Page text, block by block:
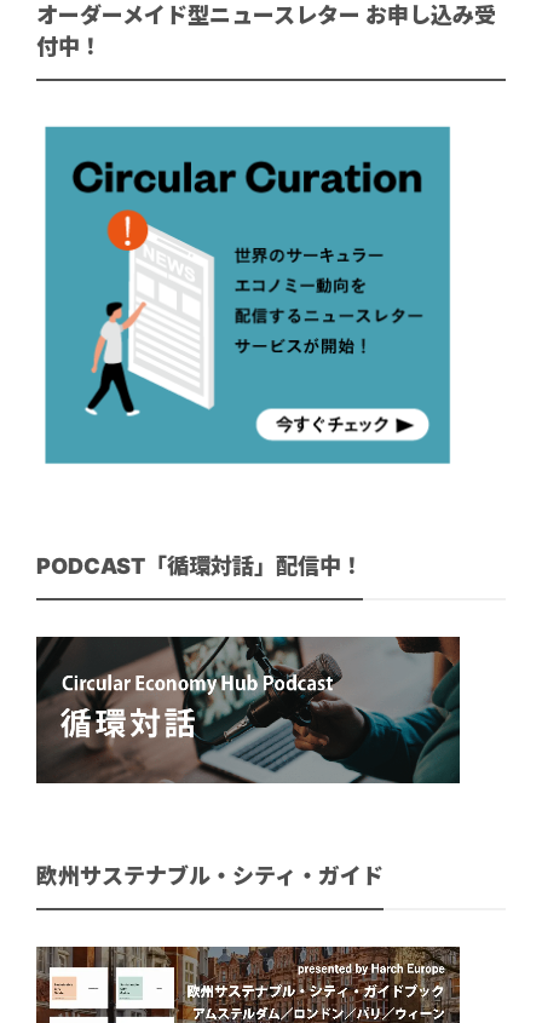
オーダーメイド型ニュースレター お申し込み受
付中！
PODCAST「循環対話」配信中！
欧州サステナブル・シティ・ガイド